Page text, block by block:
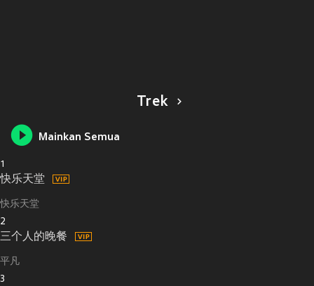
Trek
Mainkan Semua
1
快乐天堂
快乐天堂
2
三个人的晚餐
平凡
3